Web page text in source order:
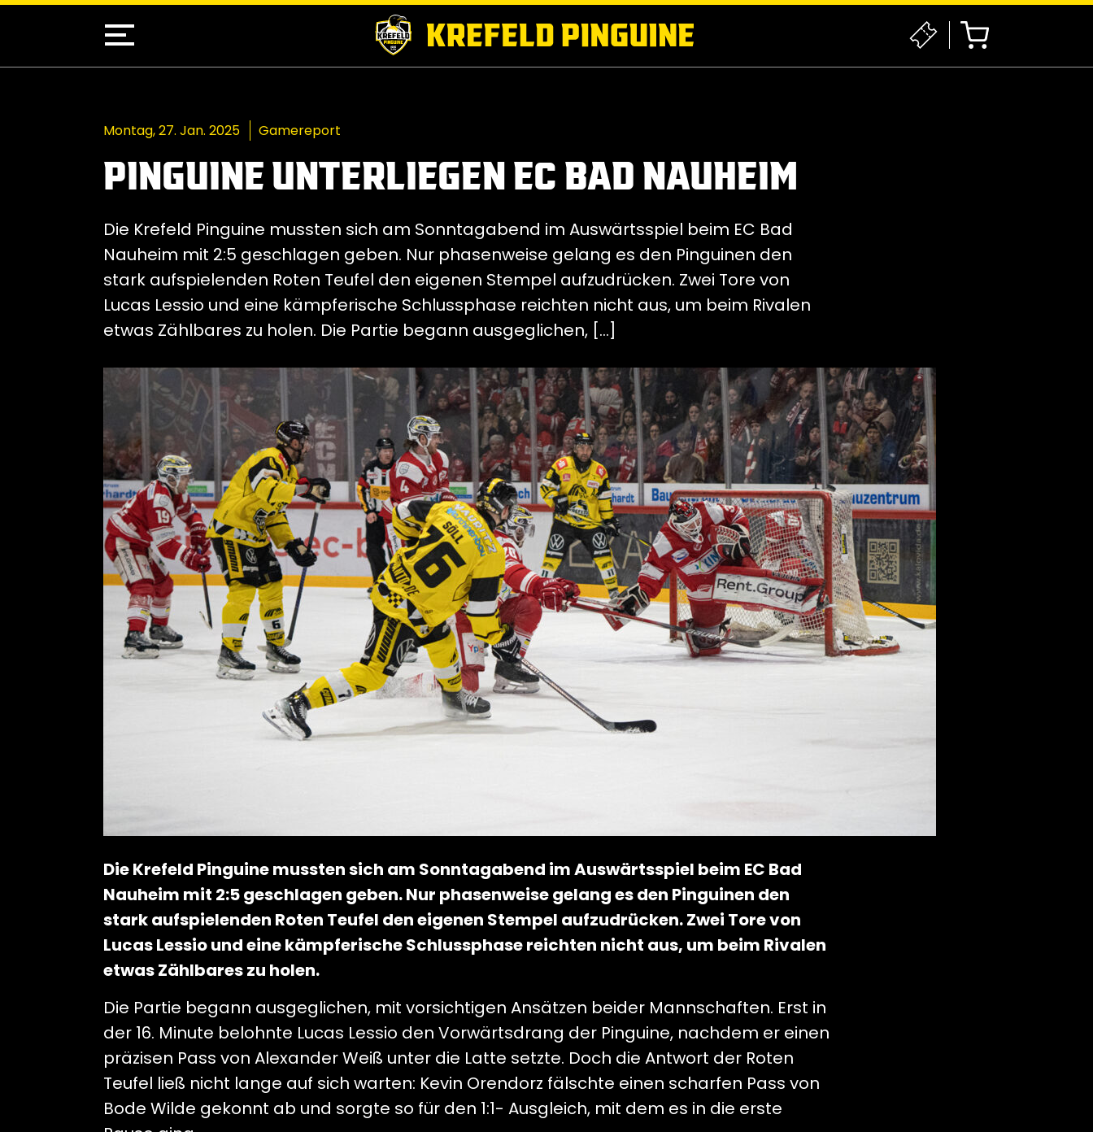
Montag, 27. Jan. 2025 Gamereport
PINGUINE UNTERLIEGEN EC BAD NAUHEIM
Die Krefeld Pinguine mussten sich am Sonntagabend im Auswärtsspiel beim EC Bad
Nauheim mit 2:5 geschlagen geben. Nur phasenweise gelang es den Pinguinen den
stark aufspielenden Roten Teufel den eigenen Stempel aufzudrücken. Zwei Tore von
Lucas Lessio und eine kämpferische Schlussphase reichten nicht aus, um beim Rivalen
etwas Zählbares zu holen. Die Partie begann ausgeglichen, […]
Die Krefeld Pinguine mussten sich am Sonntagabend im Auswärtsspiel beim EC Bad
Nauheim mit 2:5 geschlagen geben. Nur phasenweise gelang es den Pinguinen den
stark aufspielenden Roten Teufel den eigenen Stempel aufzudrücken. Zwei Tore von
Lucas Lessio und eine kämpferische Schlussphase reichten nicht aus, um beim Rivalen
etwas Zählbares zu holen.
Die Partie begann ausgeglichen, mit vorsichtigen Ansätzen beider Mannschaften. Erst in
der 16. Minute belohnte Lucas Lessio den Vorwärtsdrang der Pinguine, nachdem er einen
präzisen Pass von Alexander Weiß unter die Latte setzte. Doch die Antwort der Roten
Teufel ließ nicht lange auf sich warten: Kevin Orendorz fälschte einen scharfen Pass von
Bode Wilde gekonnt ab und sorgte so für den 1:1- Ausgleich, mit dem es in die erste